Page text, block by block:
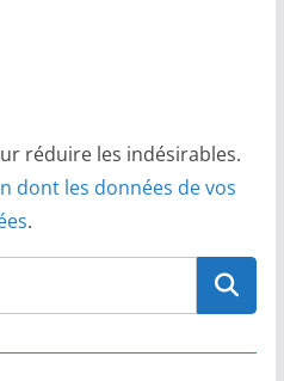
réduire les indésirables.
dont les données de vos
.